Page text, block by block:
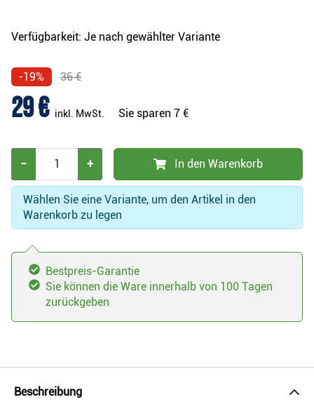
Verfügbarkeit: Je nach gewählter Variante
-19% 36 €
29 € inkl. MwSt. Sie sparen 7 €
− + In den Warenkorb
Wählen Sie eine Variante, um den Artikel in den
Warenkorb zu legen
Bestpreis-Garantie
Sie können die Ware innerhalb von 100 Tagen
zurückgeben
Beschreibung